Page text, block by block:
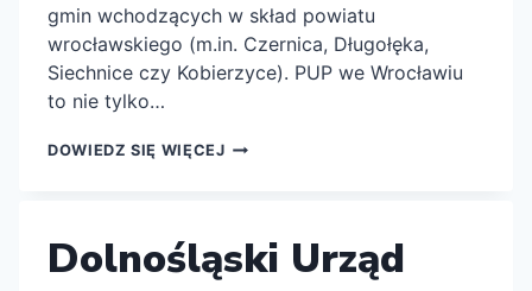
gmin wchodzących w skład powiatu
wrocławskiego (m.in. Czernica, Długołęka,
Siechnice czy Kobierzyce). PUP we Wrocławiu
to nie tylko…
DOWIEDZ SIĘ WIĘCEJPOWIATOWY
Dolnośląski Urząd